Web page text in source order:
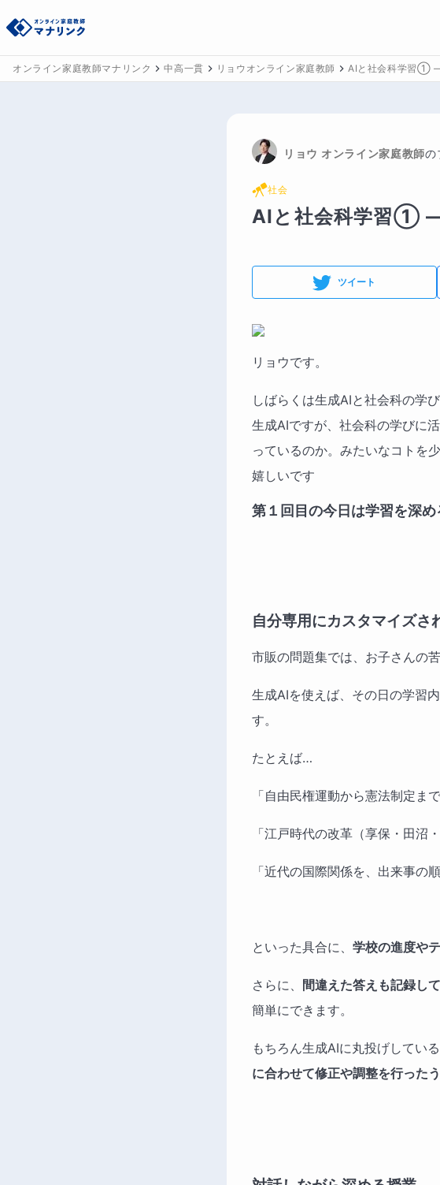
オンライン家庭教師マナリンク 中高一貫 リョウオンライン家庭教師 AIと社会科学習① ―
リョウ オンライン家庭教師の
社会
AIと社会科学習① ―
ツイート
リョウです。
しばらくは生成AIと社会科の学
生成AIですが、社会科の学びに
っているのか。みたいなコトを
嬉しいです
第１回目の今日は学習を深
自分専用にカスタマイズさ
市販の問題集では、お子さんの
生成AIを使えば、その日の学習
す。
たとえば…
「自由民権運動から憲法制定ま
「江戸時代の改革（享保・田沼
「近代の国際関係を、出来事の
といった具合に、 学校の進度や
さらに、 間違えた答えも記録し
簡単にできます。
もちろん生成AIに丸投げしてい
に合わせて修正や調整を行った